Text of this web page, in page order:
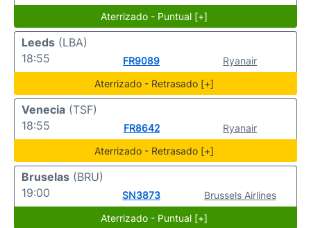
Aterrizado - Puntual [+]
Leeds (LBA)
18:55
FR9089
Ryanair
Aterrizado - Retrasado [+]
Venecia (TSF)
18:55
FR8642
Ryanair
Aterrizado - Retrasado [+]
Bruselas (BRU)
19:00
SN3873
Brussels Airlines
Aterrizado - Puntual [+]